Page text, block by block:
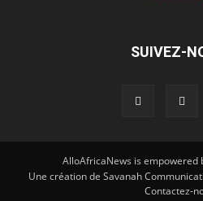
SUIVEZ-
AlloAfricaNews is empowered
Une création de Savanah
Contactez-